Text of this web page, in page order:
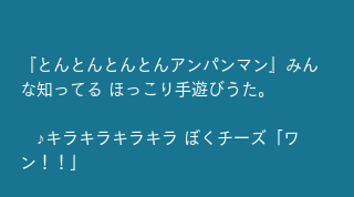
『とんとんとんとんアンパンマン』みん
な知ってる ほっこり手遊びうた。
♪キラキラキラキラ ぼくチーズ「ワ
ン！！」